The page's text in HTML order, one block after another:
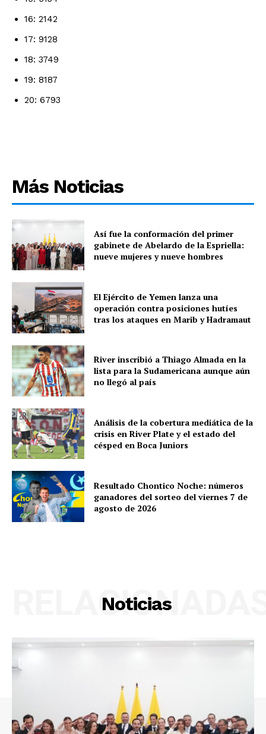
16: 2142
17: 9128
18: 3749
19: 8187
20: 6793
Más Noticias
Así fue la conformación del primer
gabinete de Abelardo de la Espriella:
nueve mujeres y nueve hombres
El Ejército de Yemen lanza una
operación contra posiciones hutíes
tras los ataques en Marib y Hadramaut
River inscribió a Thiago Almada en la
lista para la Sudamericana aunque aún
no llegó al país
Análisis de la cobertura mediática de la
crisis en River Plate y el estado del
césped en Boca Juniors
Resultado Chontico Noche: números
ganadores del sorteo del viernes 7 de
agosto de 2026
Noticias